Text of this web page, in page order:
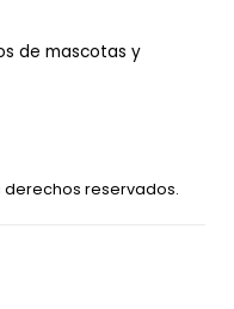
de mascotas y
derechos reservados.